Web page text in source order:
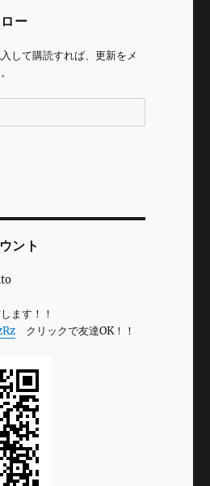
ー
して購読すれば、更新をメ
ント
ます！！
クリックで友達OK！！